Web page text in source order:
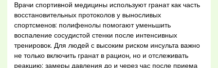
Врачи спортивной медицины используют гранат как часть
восстановительных протоколов у выносливых
спортсменов: полифенолы помогают уменьшить
воспаление сосудистой стенки после интенсивных
тренировок. Для людей с высоким риском инсульта важно
не только включить гранат в рацион, но и отслеживать
реакцию: замеры давления до и через час после приема